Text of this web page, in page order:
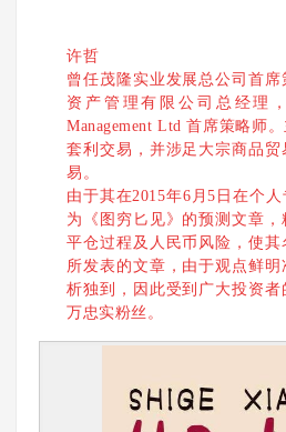
许哲
曾任茂隆实业发展总公司首
资产管理有限公司总经理
Management Ltd 首席策略师
套利交易，并涉足大宗商品
易。
由于其在2015年6月5日在个
为《图穷匕见》的预测文章
平仓过程及人民币风险，使其
所发表的文章，由于观点鲜
析独到，因此受到广大投资者
万忠实粉丝。